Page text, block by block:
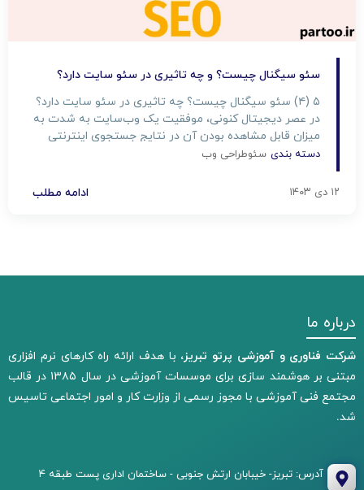
سئو سیگنال چیست؟ و چه تاثیری در سئو سایت دارد؟
۵ (۴) سئو سیگنال چیست؟ چه تاثیری در سئو سایت دارد؟
در عصر دیجیتال کنونی، موفقیت یک وب‌سایت به شدت به
میزان قابل مشاهده بودن آن در نتایج جستجوی اینترنتی
وابسته است. عوامل سئو، که به عنوان شاخص‌هایی برای
می‌شوند، نقش کلیدی در دستیابی به این […]
دسته بندی سئوطراحی وب
۱۲ دی ۱۴۰۳ ادامه مطلب
درباره ما
شرکت فناوری و آموزشی پرتو تبریز، با هدف ارائه راه کارهای نرم افزاری
مبتنی بر هوشمند سازی برای موسسات آموزشی در سال ۱۳۸۵ در قالب
مجتمع فنی آموزشی با مجوز رسمی از وزارت کار و امور اجتماعی تاسیس
شد.
آدرس: تبریز- خیبابان ارتش جنوبی - ساختمان اداری پست طبقه ۴